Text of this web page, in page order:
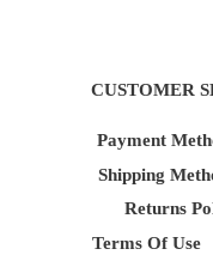
CUSTOMER
Payment
Shipping
Returns
Terms Of Use